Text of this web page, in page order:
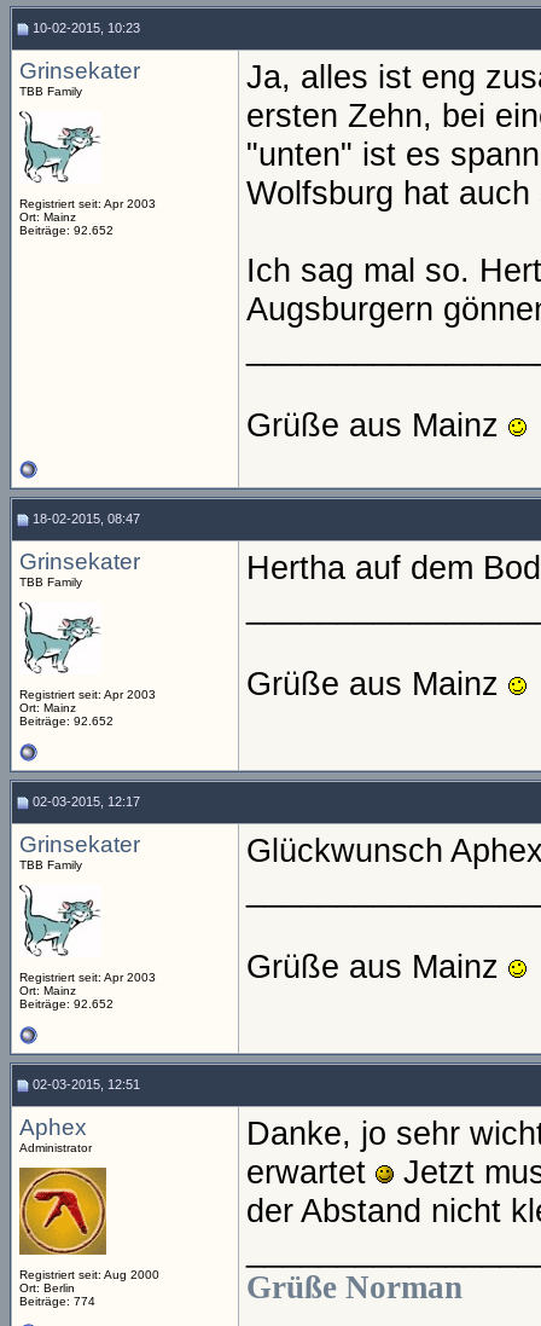
10-02-2015, 10:23
Grinsekater
TBB Family
Registriert seit: Apr 2003
Ort: Mainz
Beiträge: 92.652
Ja, alles ist eng
ersten Zehn, bei
"unten" ist es
Wolfsburg hat
Ich sag mal so.
Augsburgern
Grüße aus Mainz
18-02-2015, 08:47
Grinsekater
TBB Family
Registriert seit: Apr 2003
Ort: Mainz
Beiträge: 92.652
Hertha auf dem
Grüße aus Mainz
02-03-2015, 12:17
Grinsekater
TBB Family
Registriert seit: Apr 2003
Ort: Mainz
Beiträge: 92.652
Glückwunsch
Grüße aus Mainz
02-03-2015, 12:51
Aphex
Administrator
Registriert seit: Aug 2000
Ort: Berlin
Beiträge: 774
Danke, jo sehr
erwartet
Jetzt
der Abstand nicht
Grüße Norman